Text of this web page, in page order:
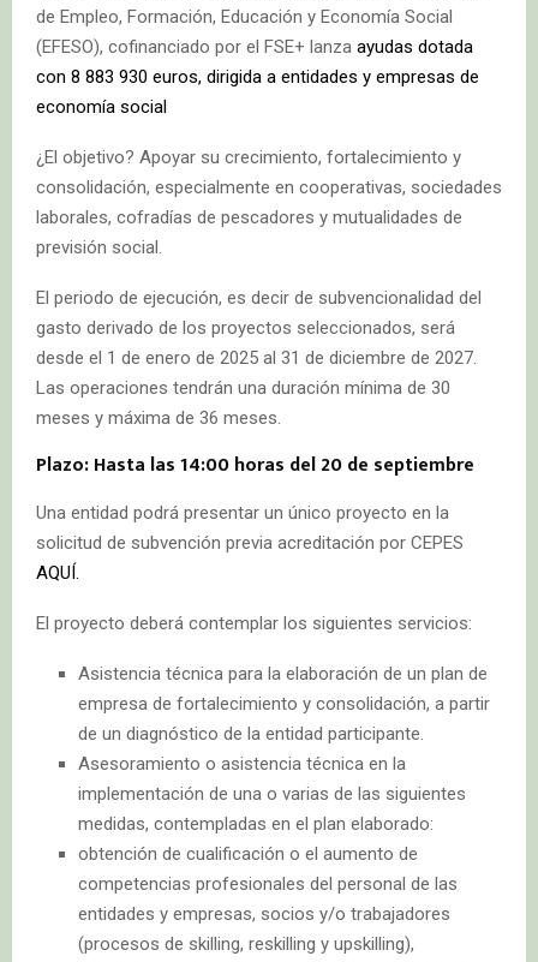
de Empleo, Formación, Educación y Economía Social
(EFESO), cofinanciado por el FSE+ lanza ayudas dotada
con 8 883 930 euros, dirigida a entidades y empresas de
economía social
¿El objetivo? Apoyar su crecimiento, fortalecimiento y
consolidación, especialmente en cooperativas, sociedades
laborales, cofradías de pescadores y mutualidades de
previsión social.
El periodo de ejecución, es decir de subvencionalidad del
gasto derivado de los proyectos seleccionados, será
desde el 1 de enero de 2025 al 31 de diciembre de 2027.
Las operaciones tendrán una duración mínima de 30
meses y máxima de 36 meses.
Plazo: Hasta las 14:00 horas del 20 de septiembre
Una entidad podrá presentar un único proyecto en la
solicitud de subvención previa acreditación por CEPES
AQUÍ.
El proyecto deberá contemplar los siguientes servicios:
Asistencia técnica para la elaboración de un plan de
empresa de fortalecimiento y consolidación, a partir
de un diagnóstico de la entidad participante.
Asesoramiento o asistencia técnica en la
implementación de una o varias de las siguientes
medidas, contempladas en el plan elaborado:
obtención de cualificación o el aumento de
competencias profesionales del personal de las
entidades y empresas, socios y/o trabajadores
(procesos de skilling, reskilling y upskilling),